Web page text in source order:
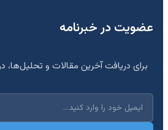
عضویت در خبرنامه
برای دریافت آخرین مقالات و تحلیل‌ها،